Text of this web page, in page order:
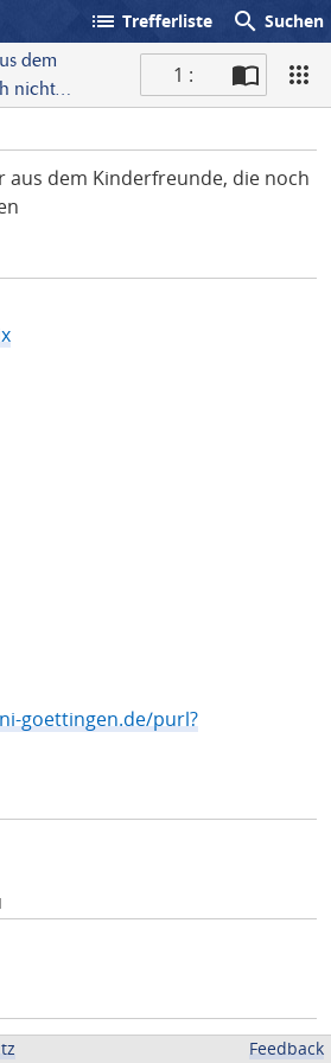
list Trefferliste search Suchen
dem
nicht
1 :
aus dem Kinderfreunde, die noch
goettingen.de/purl?
und UniversitätsbibliothekFeedback